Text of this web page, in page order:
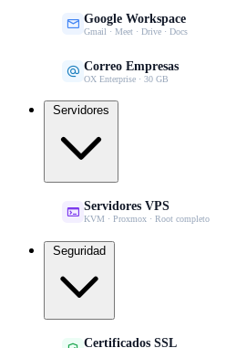
 Google Workspace
Gmail · Meet · Drive · Docs
 Correo Empresas
OX Enterprise · 30 GB
Servidores
 Servidores VPS
KVM · Proxmox · Root completo
Seguridad
Certificados SSL